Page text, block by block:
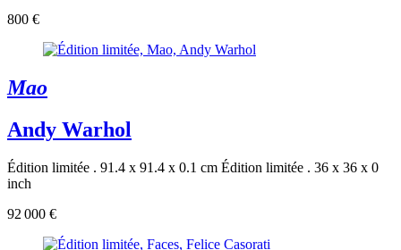
800 €
Mao
Andy Warhol
Édition limitée . 91.4 x 91.4 x 0.1 cm Édition limitée . 36 x 36 x 0
inch
92 000 €